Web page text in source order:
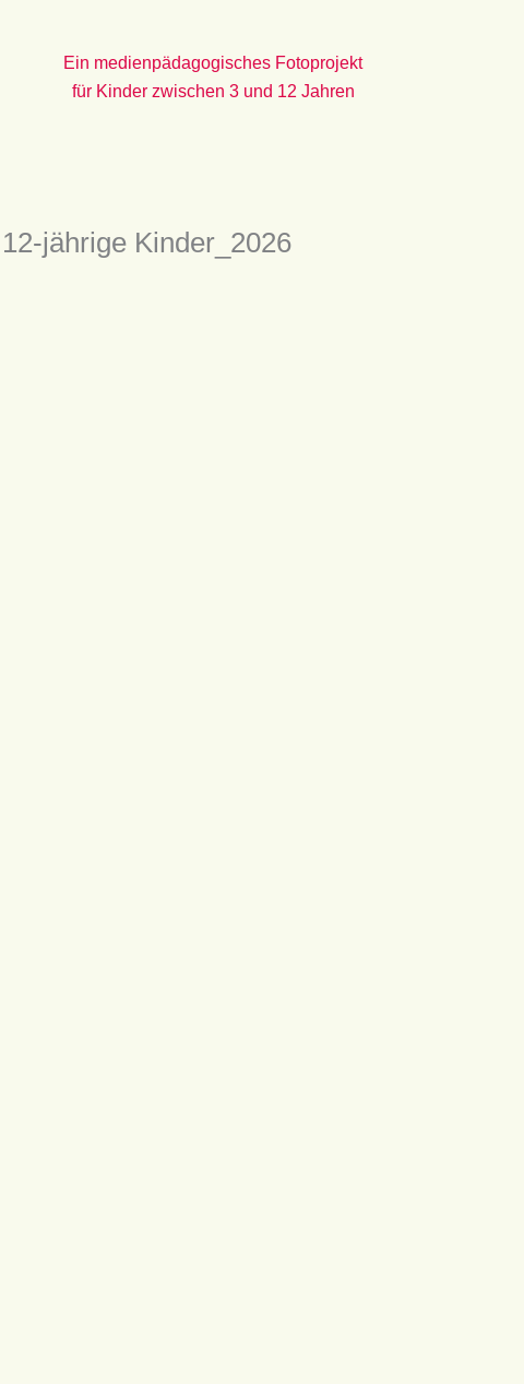
Ein medienpädagogisches Fotoprojekt
für Kinder zwischen 3 und 12 Jahren
jährige Kinder_2026